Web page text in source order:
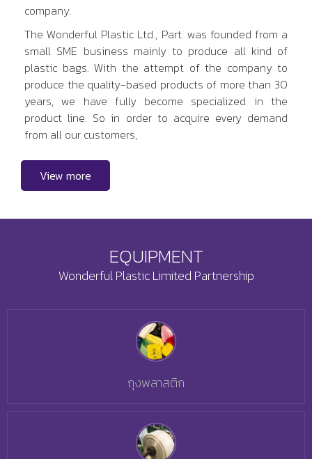
company.
The Wonderful Plastic Ltd., Part. was founded from a
small SME business mainly to produce all kind of
plastic bags. With the attempt of the company to
produce the quality-based products of more than 30
years, we have fully become specialized in the
product line. So in order to acquire every demand
from all our customers,
View more
EQUIPMENT
Wonderful Plastic Limited Partnership
ถุงพลาสติก